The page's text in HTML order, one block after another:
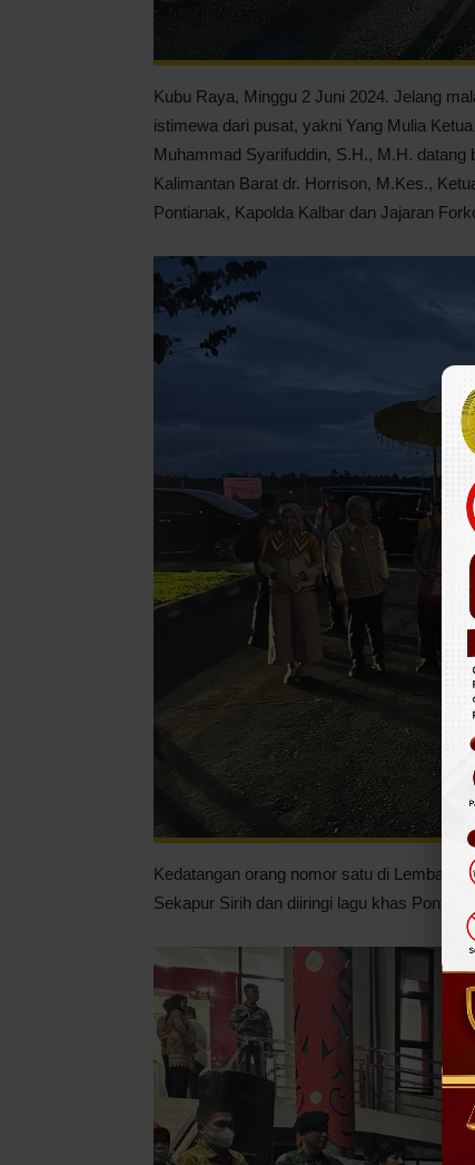
Kubu Raya, Minggu 2 Juni 2024. Jelang
istimewa dari pusat, yakni Yang Mulia
Muhammad Syarifuddin, S.H., M.H.
Kalimantan Barat dr. Horrison, M.Kes.,
Pontianak, Kapolda Kalbar dan Jajaran
Kedatangan orang nomor satu di Lembaga
Sekapur Sirih dan diiringi lagu khas